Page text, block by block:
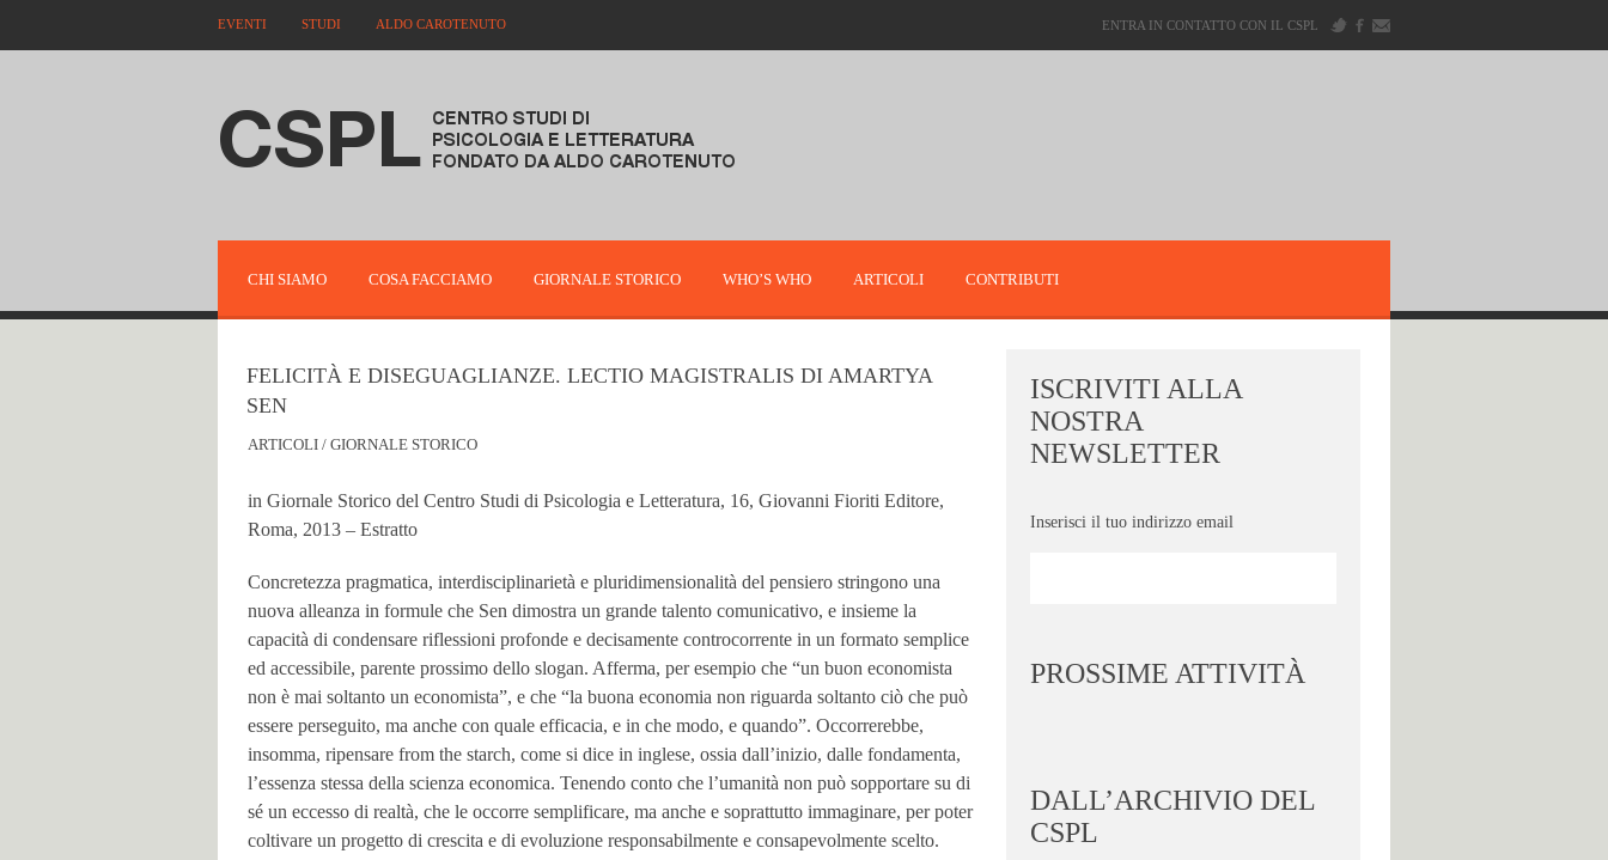
EVENTI STUDI ALDO CAROTENUTO ENTRA IN CONTATTO CON IL CSPL
CHI SIAMO COSA FACCIAMO GIORNALE STORICO WHO’S WHO ARTICOLI CONTRIBUTI
FELICITÀ E DISEGUAGLIANZE. LECTIO MAGISTRALIS DI AMARTYA
SEN
ARTICOLI / GIORNALE STORICO
in Giornale Storico del Centro Studi di Psicologia e Letteratura, 16, Giovanni Fioriti Editore,
Roma, 2013 – Estratto
Concretezza pragmatica, interdisciplinarietà e pluridimensionalità del pensiero stringono una
nuova alleanza in formule che Sen dimostra un grande talento comunicativo, e insieme la
capacità di condensare riflessioni profonde e decisamente controcorrente in un formato semplice
ed accessibile, parente prossimo dello slogan. Afferma, per esempio che “un buon economista
non è mai soltanto un economista”, e che “la buona economia non riguarda soltanto ciò che può
essere perseguito, ma anche con quale efficacia, e in che modo, e quando”. Occorrerebbe,
insomma, ripensare from the starch, come si dice in inglese, ossia dall’inizio, dalle fondamenta,
l’essenza stessa della scienza economica. Tenendo conto che l’umanità non può sopportare su di
sé un eccesso di realtà, che le occorre semplificare, ma anche e soprattutto immaginare, per poter
coltivare un progetto di crescita e di evoluzione responsabilmente e consapevolmente scelto.
ISCRIVITI ALLA
NOSTRA
NEWSLETTER
Inserisci il tuo indirizzo email
PROSSIME ATTIVITÀ
DALL’ARCHIVIO DEL
CSPL